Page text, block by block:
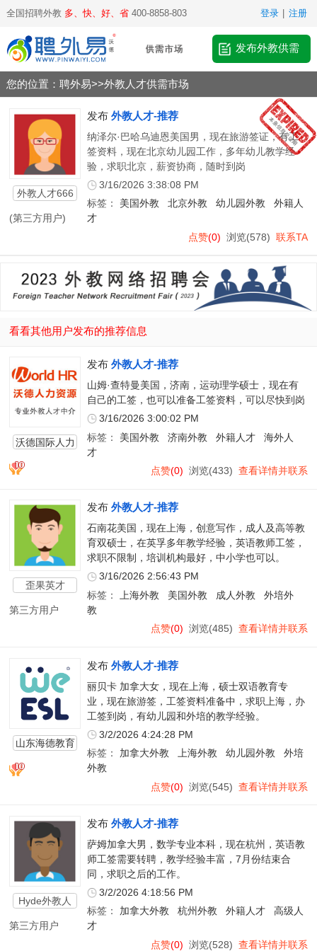
全国招聘外教 多、快、好、省400-8858-803 登录 注册
发布外教供需
您的位置： 聘外易>>外教人才供需市场
外教人才666
(第三方用户)
发布 外教人才-推荐
纳泽尔·巴哈乌迪恩美国男，现在旅游签证，有工
签资料，现在北京幼儿园工作，多年幼儿教学经
验，求职北京，薪资协商，随时到岗
3/16/2026 3:38:08 PM
标签： 美国外教 北京外教 幼儿园外教
外籍人
才
点赞(0) 浏览(578) 联系TA
看看其他用户发布的推荐信息
沃德国际人力
发布 外教人才-推荐
山姆·查特曼美国，济南，运动理学硕士，现在有
自己的工签，也可以准备工签资料，可以尽快到岗
3/16/2026 3:00:02 PM
标签： 美国外教 济南外教 外籍人才
海外人
才
点赞(0) 浏览(433) 查看详情并联系
歪果英才
第三方用户
发布 外教人才-推荐
石南花美国，现在上海，创意写作，成人及高等教
育双硕士，在英孚多年教学经验，英语教师工签，
求职不限制，培训机构最好，中小学也可以。
3/16/2026 2:56:43 PM
标签：
上海外教 美国外教 成人外教
外培外
教
点赞(0) 浏览(485) 查看详情并联系
山东海德教育
发布 外教人才-推荐
丽贝卡 加拿大女，现在上海，硕士双语教育专
业，现在旅游签，工签资料准备中，求职上海，办
工签到岗，有幼儿园和外培的教学经验。
3/2/2026 4:24:28 PM
标签： 加拿大外教 上海外教 幼儿园外教
外培
外教
点赞(0) 浏览(545) 查看详情并联系
Hyde外教人
第三方用户
发布 外教人才-推荐
萨姆加拿大男，数学专业本科，现在杭州，英语教
师工签需要转聘，教学经验丰富，7月份结束合
同，求职之后的工作。
3/2/2026 4:18:56 PM
标签： 加拿大外教 杭州外教 外籍人才
高级人
才
点赞(0) 浏览(528) 查看详情并联系